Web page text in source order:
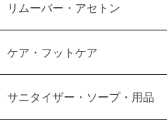
リムーバー・アセトン
ケア・フットケア
サニタイザー・ソープ・用品